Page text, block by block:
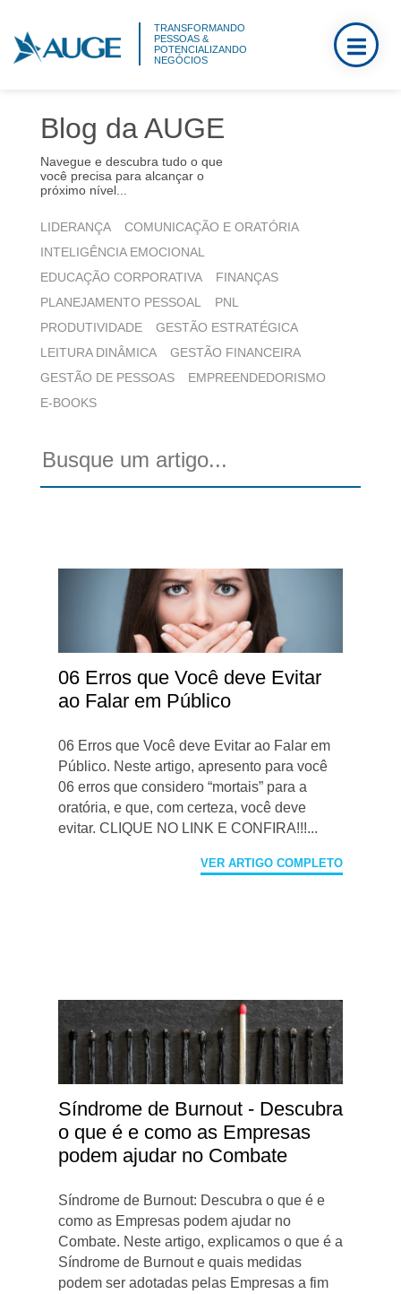
TRANSFORMANDO
PESSOAS &
POTENCIALIZANDO
NEGÓCIOS
Blog da AUGE
Navegue e descubra tudo o que
você precisa para alcançar o
próximo nível...
LIDERANÇA
COMUNICAÇÃO E ORATÓRIA
INTELIGÊNCIA EMOCIONAL
EDUCAÇÃO CORPORATIVA
FINANÇAS
PLANEJAMENTO PESSOAL
PNL
PRODUTIVIDADE
GESTÃO ESTRATÉGICA
LEITURA DINÂMICA
GESTÃO FINANCEIRA
GESTÃO DE PESSOAS
EMPREENDEDORISMO
E-BOOKS
06 Erros que Você deve Evitar
ao Falar em Público
06 Erros que Você deve Evitar ao Falar em
Público. Neste artigo, apresento para você
06 erros que considero “mortais” para a
oratória, e que, com certeza, você deve
evitar. CLIQUE NO LINK E CONFIRA!!!...
VER ARTIGO COMPLETO
Síndrome de Burnout - Descubra
o que é e como as Empresas
podem ajudar no Combate
Síndrome de Burnout: Descubra o que é e
como as Empresas podem ajudar no
Combate. Neste artigo, explicamos o que é a
Síndrome de Burnout e quais medidas
podem ser adotadas pelas Empresas a fim